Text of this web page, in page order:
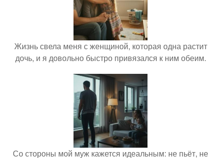
Жизнь свела меня с женщиной, которая одна растит
дочь, и я довольно быстро привязался к ним обеим.
Со стороны мой муж кажется идеальным: не пьёт, не